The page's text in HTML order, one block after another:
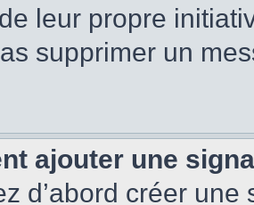
leur propre
supprimer un
ajouter une
d’abord créer